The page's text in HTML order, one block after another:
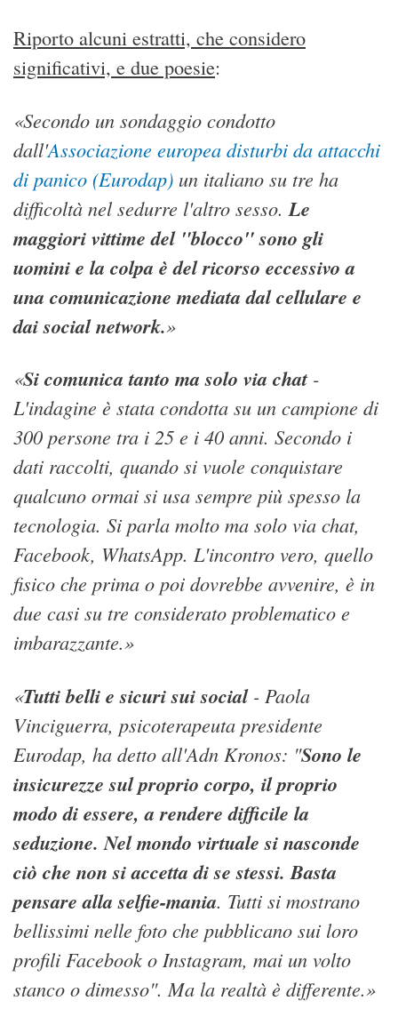
Riporto alcuni estratti, che considero
significativi, e due poesie:
«Secondo un sondaggio condotto
dall'Associazione europea disturbi da attacchi
di panico (Eurodap) un italiano su tre ha
difficoltà nel sedurre l'altro sesso. Le
maggiori vittime del "blocco" sono gli
uomini e la colpa è del ricorso eccessivo a
una comunicazione mediata dal cellulare e
dai social network.»
«Si comunica tanto ma solo via chat-
L'indagine è stata condotta su un campione di
300 persone tra i 25 e i 40 anni. Secondo i
dati raccolti, quando si vuole conquistare
qualcuno ormai si usa sempre più spesso la
tecnologia. Si parla molto ma solo via chat,
Facebook, WhatsApp. L'incontro vero, quello
fisico che prima o poi dovrebbe avvenire, è in
due casi su tre considerato problematico e
imbarazzante.»
«Tutti belli e sicuri sui social- Paola
Vinciguerra, psicoterapeuta presidente
Eurodap, ha detto all'Adn Kronos: "Sono le
insicurezze sul proprio corpo, il proprio
modo di essere, a rendere difficile la
seduzione. Nel mondo virtuale si nasconde
ciò che non si accetta di se stessi. Basta
pensare alla selfie-mania. Tutti si mostrano
bellissimi nelle foto che pubblicano sui loro
profili Facebook o Instagram, mai un volto
stanco o dimesso". Ma la realtà è differente.»